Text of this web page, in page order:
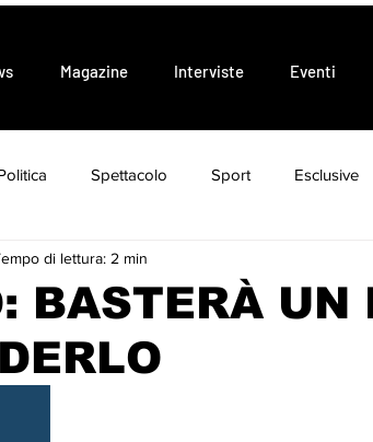
Magazine Interviste Eventi
Spettacolo Sport Esclusive
Tendenze
BASTERÀ UN
di lettura: 2 min